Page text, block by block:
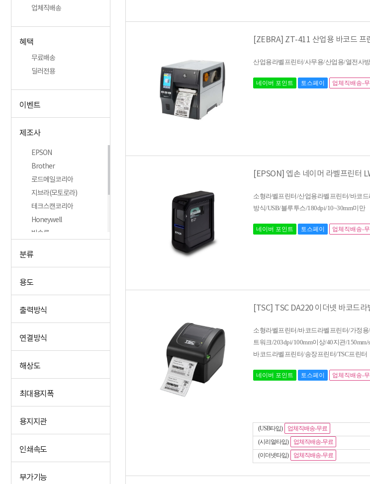
업체직배송
혜택
무료배송
딜러전용
이벤트
제조사
EPSON
Brother
로드메일코리아
지브라(모토로라)
테크스캔코리아
Honeywell
빅솔론
싱크라운
분류
용도
출력방식
연결방식
해상도
최대용지폭
용지지관
인쇄속도
부가기능
[ZEBRA] ZT-411 산업용 바코드 프
산업용라벨프린터/사무용/산업용/열전사
네이버 포인트 토스페이 업체직배송-
[EPSON] 엡손 네이머 라벨프린터
소형라벨프린터/산업용라벨프린터/바코
방식/USB/블루투스/180dpi/10~30mm미만
네이버 포인트 토스페이 업체직배송-
[TSC] TSC DA220 이더넷 바코드
소형라벨프린터/바코드라벨프린터/가정
트워크/203dpi/100mm이상/40지관/150mm/
바코드라벨프린터/송장프린터/TSC프린터
네이버 포인트 토스페이 업체직배송-
(USB타입) 업체직배송-무료
(시리얼타입)
업체직배송-무료
(이더넷타입)
업체직배송-무료